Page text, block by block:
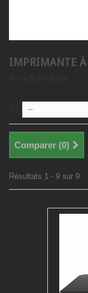
IMPRIMANTE À
--
Comparer (0)
Résultats 1 - 9 sur 9.